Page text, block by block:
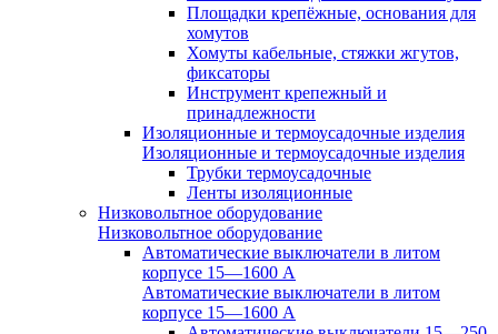
Площадки крепёжные, основания для
хомутов
Хомуты кабельные, стяжки жгутов,
фиксаторы
Инструмент крепежный и
принадлежности
Изоляционные и термоусадочные изделия
Изоляционные и термоусадочные изделия
Трубки термоусадочные
Ленты изоляционные
Низковольтное оборудование
Низковольтное оборудование
Автоматические выключатели в литом
корпусе 15—1600 А
Автоматические выключатели в литом
корпусе 15—1600 А